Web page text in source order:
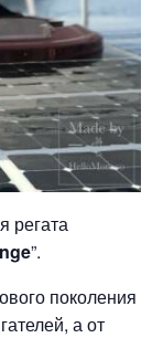
регата
”.
поколения
а от